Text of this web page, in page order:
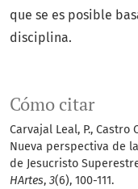
Cómo citar
Carvajal Leal, P., Castro
Nueva perspectiva de
de Jesucristo
HArtes, 3(6), 100-111.
que se es posible
disciplina.